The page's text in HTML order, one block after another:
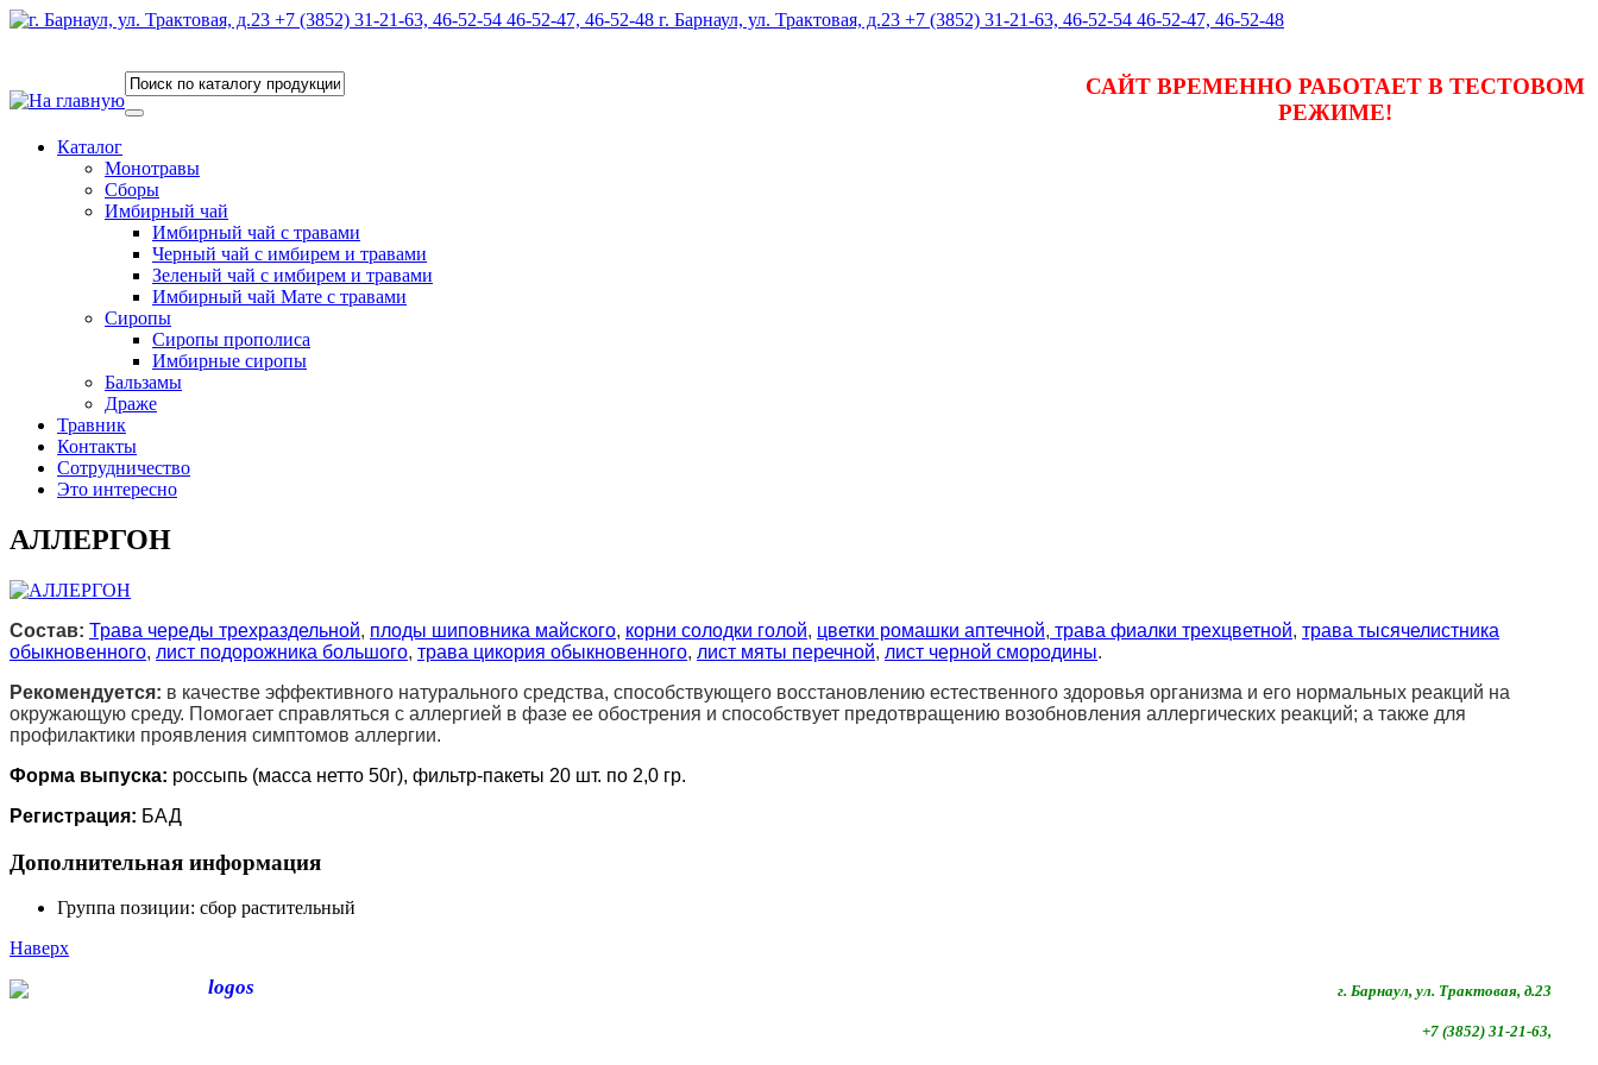
г. Барнаул, ул. Трактовая, д.23 +7 (3852) 31-21-63, 46-52-54 46-52-47, 46-52-48
САЙТ ВРЕМЕННО РАБОТАЕТ В ТЕСТОВОМ
РЕЖИМЕ!
Каталог
Монотравы
Сборы
Имбирный чай
Имбирный чай с травами
Черный чай с имбирем и травами
Зеленый чай с имбирем и травами
Имбирный чай Мате с травами
Сиропы
Сиропы прополиса
Имбирные сиропы
Бальзамы
Драже
Травник
Контакты
Сотрудничество
Это интересно
АЛЛЕРГОН
Состав: Трава череды трехраздельной, плоды шиповника майского, корни солодки голой, цветки ромашки аптечной, трава фиалки трехцветной, трава тысячелистника
обыкновенного, лист подорожника большого, трава цикория обыкновенного, лист мяты перечной, лист черной смородины.
Рекомендуется: в качестве эффективного натурального средства, способствующего восстановлению естественного здоровья организма и его нормальных реакций на
окружающую среду. Помогает справляться с аллергией в фазе ее обострения и способствует предотвращению возобновления аллергических реакций; а также для
профилактики проявления симптомов аллергии.
Форма выпуска: россыпь (масса нетто 50г), фильтр-пакеты 20 шт. по 2,0 гр.
Регистрация: БАД
Дополнительная информация
Группа позиции: сбор растительный
Наверх
г. Барнаул, ул. Трактовая, д.23
+7 (3852) 31-21-63,